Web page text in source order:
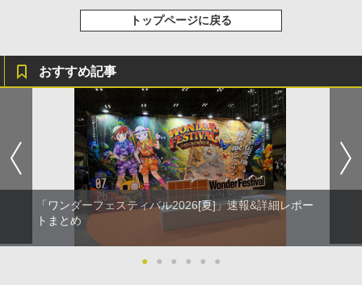
トップページに戻る
おすすめ記事
「ワンダーフェスティバル2026[夏]」速報&詳細レポー
トまとめ
● ● ● ● ● ●